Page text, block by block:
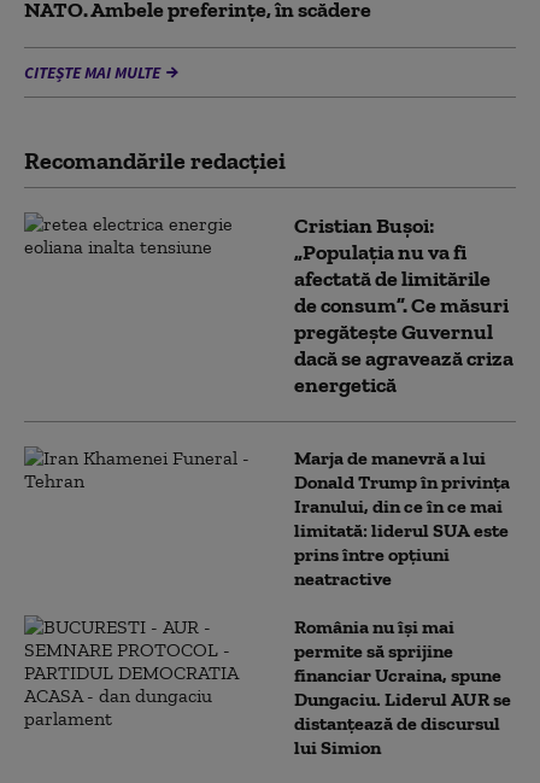
NATO. Ambele preferințe, în scădere
CITEȘTE MAI MULTE
Recomandările redacţiei
Cristian Bușoi:
„Populația nu va fi
afectată de limitările
de consum”. Ce măsuri
pregătește Guvernul
dacă se agravează criza
energetică
Marja de manevră a lui
Donald Trump în privința
Iranului, din ce în ce mai
limitată: liderul SUA este
prins între opțiuni
neatractive
România nu își mai
permite să sprijine
financiar Ucraina, spune
Dungaciu. Liderul AUR se
distanțează de discursul
lui Simion